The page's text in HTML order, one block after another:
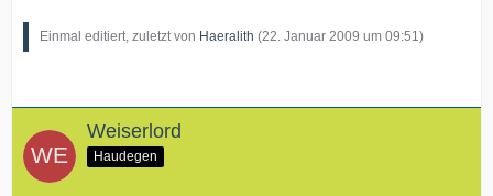
Einmal editiert, zuletzt von Haeralith (22. Januar 2009 um 09:51)
Weiserlord
Haudegen